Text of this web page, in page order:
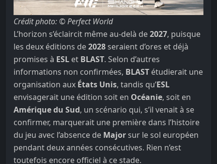
Crédit photo: © Perfect World
L’horizon s’éclaircit même au-delà de2027, puisque
les deux éditions de2028seraient d’ores et déjà
promises à ESL et BLAST. Selon d’autres
informations non confirmées, BLAST étudierait une
organisation aux États Unis, tandis qu’ESL
envisagerait une édition soit en Océanie, soit en
Amérique du Sud, un scénario qui, s’il venait à se
confirmer, marquerait une première dans l’histoire
du jeu avec l’absence de Majorsur le sol européen
pendant deux années consécutives. Rien n’est
toutefois encore officiel à ce stade.